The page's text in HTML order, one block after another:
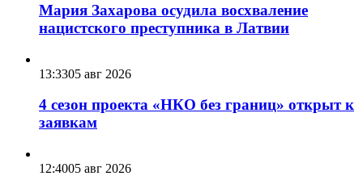
Мария Захарова осудила восхваление
нацистского преступника в Латвии
13:3305 авг 2026
4 сезон проекта «НКО без границ» открыт к
заявкам
12:4005 авг 2026